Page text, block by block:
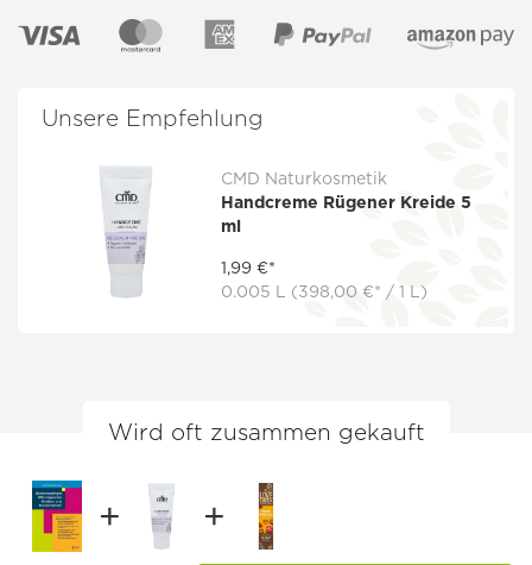
Unsere Empfehlung
CMD Naturkosmetik
Handcreme Rügener Kreide 5
ml
1,99 €*
0.005 L (398,00 €* / 1 L)
Wird oft zusammen gekauft